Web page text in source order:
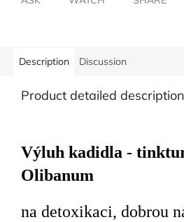
Description Discussion
Product detailed description
Výluh kadidla -
Olibanum
na detoxikaci, dobrou